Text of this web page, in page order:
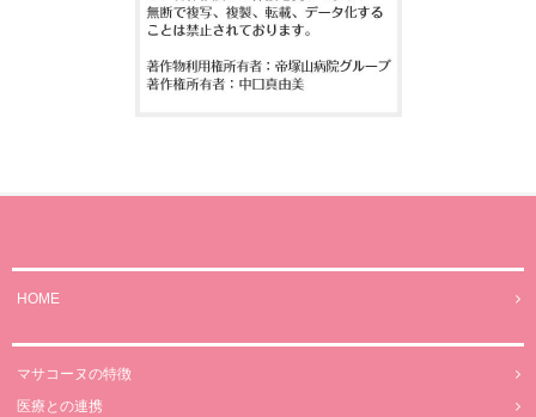
HOME
マサコーヌの特徴
医療との連携